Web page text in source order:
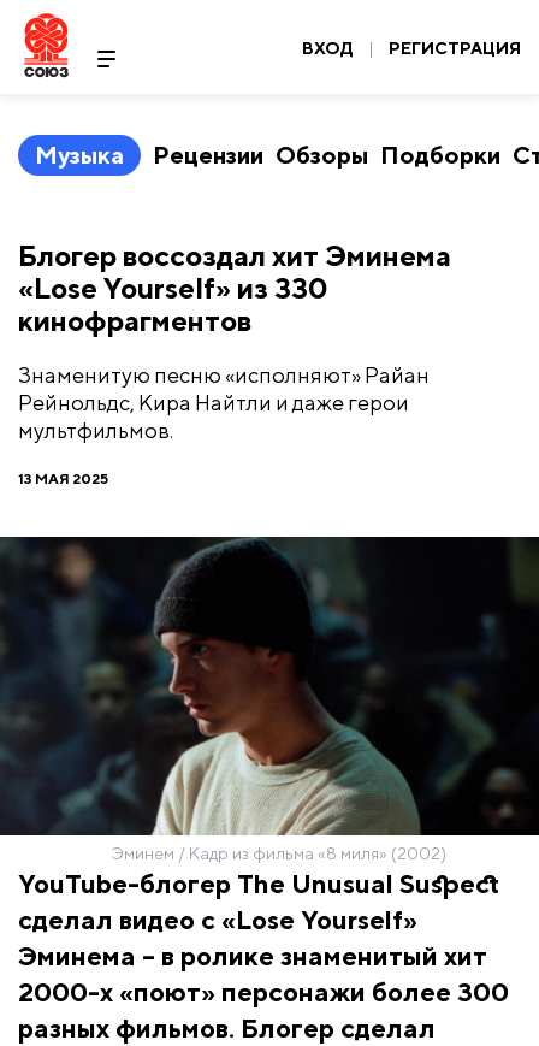
ВХОД | РЕГИСТРАЦИЯ
Музыка Рецензии Обзоры Подборки
Блогер воссоздал хит Эминема
«Lose Yourself» из 330
кинофрагментов
Знаменитую песню «исполняют» Райан
Рейнольдс, Кира Найтли и даже герои
мультфильмов.
13 МАЯ 2025
Эминем / Кадр из фильма «8 миля» (2002)
YouTube-блогер The Unusual Suspect
сделал видео с «Lose Yourself»
Эминема – в ролике знаменитый хит
2000-х «поют» персонажи более 300
разных фильмов. Блогер сделал